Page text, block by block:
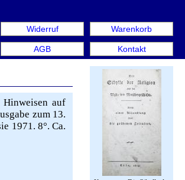
Warenkorb
Kontakt
Widerruf
AGB
Week Berlin. Internationale Messe
Hinweisen auf
zum 13.
1971. 8°. Ca.